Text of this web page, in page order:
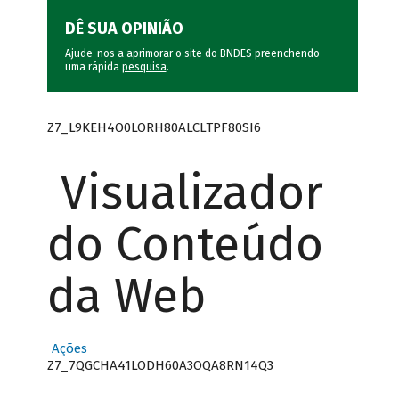
DÊ SUA OPINIÃO
Ajude-nos a aprimorar o site do BNDES preenchendo
uma rápida pesquisa.
Z7_L9KEH4O0LORH80ALCLTPF80SI6
Visualizador
do Conteúdo
da Web
Ações
Z7_7QGCHA41LODH60A3OQA8RN14Q3